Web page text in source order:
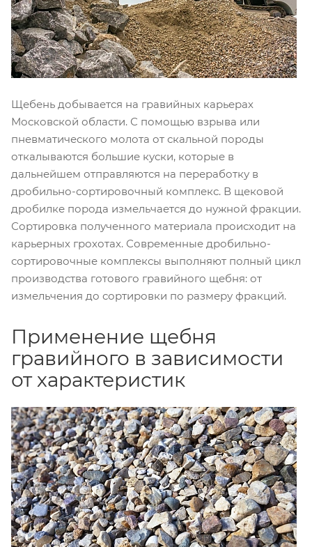
Щебень добывается на гравийных карьерах
Московской области. С помощью взрыва или
пневматического молота от скальной породы
откалываются большие куски, которые в
дальнейшем отправляются на переработку в
дробильно-сортировочный комплекс. В щековой
дробилке порода измельчается до нужной фракции.
Сортировка полученного материала происходит на
карьерных грохотах. Современные дробильно-
сортировочные комплексы выполняют полный цикл
производства готового гравийного щебня: от
измельчения до сортировки по размеру фракций.
Применение щебня
гравийного в зависимости
от характеристик